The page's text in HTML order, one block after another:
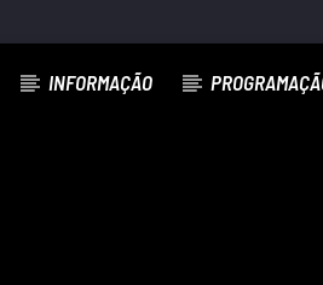
INFORMAÇÃO